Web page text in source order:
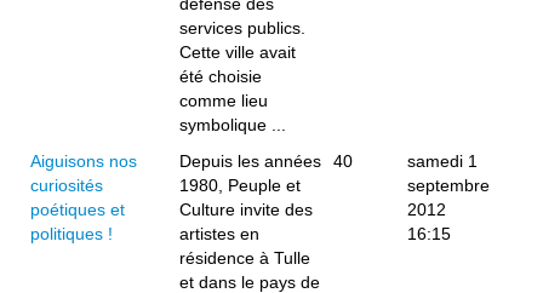
services publics.
Cette ville avait
été choisie
comme lieu
symbolique ...
Aiguisons nos
curiosités
poétiques et
politiques !
Depuis les années
1980, Peuple et
Culture invite des
artistes en
résidence à Tulle
et dans le pays de
40
samedi 1
septembre
2012
16:15